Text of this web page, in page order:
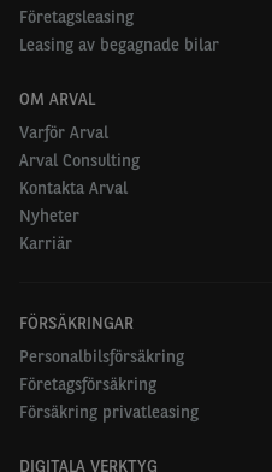
Företagsleasing
Leasing av begagnade bilar
OM ARVAL
Varför Arval
Arval Consulting
Kontakta Arval
Nyheter
Karriär
FÖRSÄKRINGAR
Personalbilsförsäkring
Företagsförsäkring
Försäkring privatleasing
DIGITALA VERKTYG